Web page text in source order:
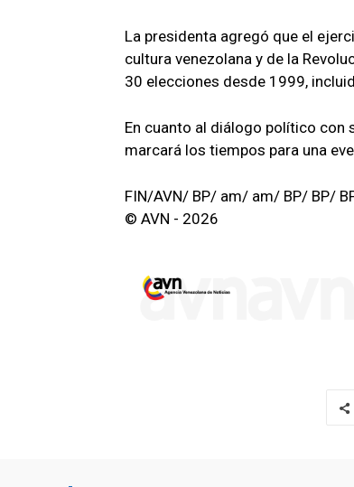
La presidenta agregó que el
cultura venezolana y de la
30 elecciones desde 1999,
En cuanto al diálogo político con
marcará los tiempos para una
FIN/AVN/ BP/ am/ am/ BP/ BP/
© AVN - 2026